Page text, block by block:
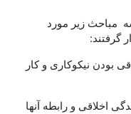
مباحث زیر مورد
گرفتند:
بودن نیکوکاری و کار
اخلاقی و رابطه آنها